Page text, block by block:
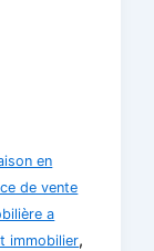
en
de vente
a
immobilier,